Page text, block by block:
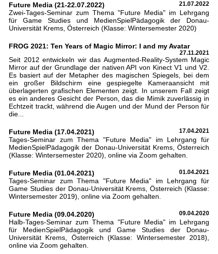
Future Media (21-22.07.2022) 21.07.2022
Zwei-Tages-Seminar zum Thema "Future Media" im Lehrgang
für Game Studies und MedienSpielPädagogik der Donau-
Universität Krems, Österreich (Klasse: Wintersemester 2020)
FROG 2021: Ten Years of Magic Mirror: I and my Avatar
27.11.2021
Seit 2012 entwickeln wir das Augmented-Reality-System Magic
Mirror auf der Grundlage der nativen API von Kinect V1 und V2.
Es basiert auf der Metapher des magischen Spiegels, bei dem
ein großer Bildschirm eine gespiegelte Kameraansicht mit
überlagerten grafischen Elementen zeigt. In unserem Fall zeigt
es ein anderes Gesicht der Person, das die Mimik zuverlässig in
Echtzeit trackt, während die Augen und der Mund der Person für
die...
Future Media (17.04.2021) 17.04.2021
Tages-Seminar zum Thema "Future Media" im Lehrgang für
MedienSpielPädagogik der Donau-Universität Krems, Österreich
(Klasse: Wintersemester 2020), online via Zoom gehalten.
Future Media (01.04.2021) 01.04.2021
Tages-Seminar zum Thema "Future Media" im Lehrgang für
Game Studies der Donau-Universität Krems, Österreich (Klasse:
Wintersemester 2019), online via Zoom gehalten.
Future Media (09.04.2020) 09.04.2020
Halb-Tages-Seminar zum Thema "Future Media" im Lehrgang
für MedienSpielPädagogik und Game Studies der Donau-
Universität Krems, Österreich (Klasse: Wintersemester 2018),
online via Zoom gehalten.